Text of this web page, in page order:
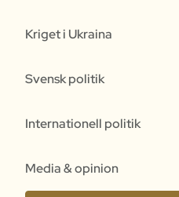
Kriget i Ukraina
Svensk politik
Internationell politik
Media & opinion